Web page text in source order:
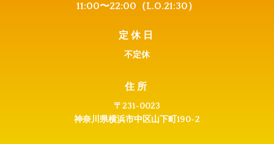
11:00〜22:00（L.O.21:30）
定休日
不定休
住所
〒231-0023
神奈川県横浜市中区山下町190-2